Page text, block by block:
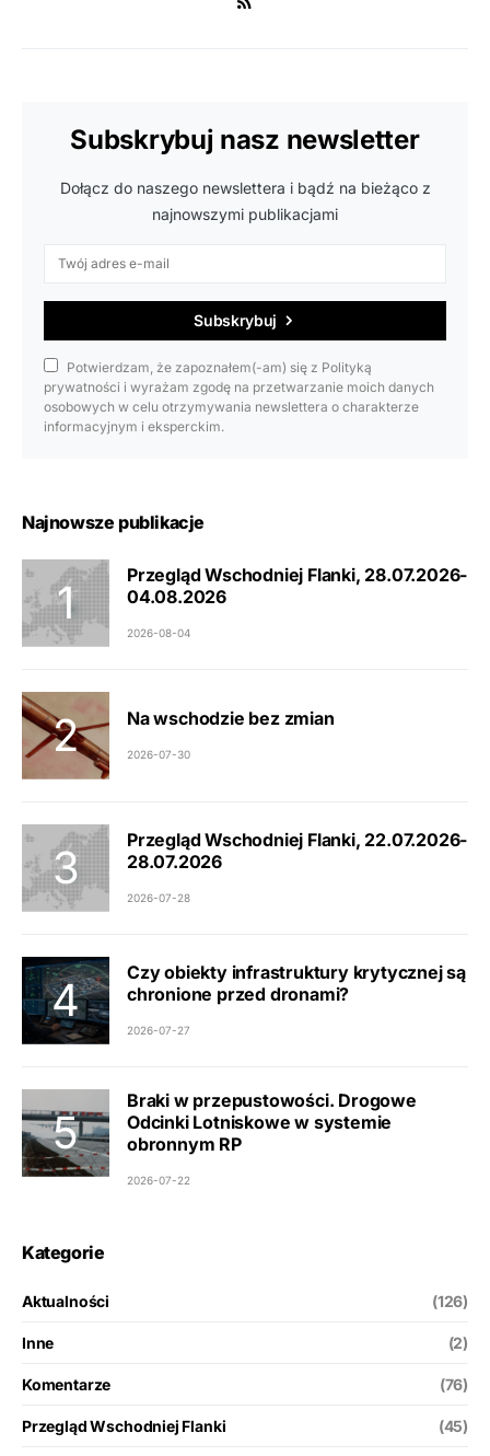
Subskrybuj nasz newsletter
Dołącz do naszego newslettera i bądź na bieżąco z
najnowszymi publikacjami
Subskrybuj
Potwierdzam, że zapoznałem(-am) się z Polityką
prywatności i wyrażam zgodę na przetwarzanie moich danych
osobowych w celu otrzymywania newslettera o charakterze
informacyjnym i eksperckim.
Najnowsze publikacje
Przegląd Wschodniej Flanki, 28.07.2026-
04.08.2026
2026-08-04
Na wschodzie bez zmian
2026-07-30
Przegląd Wschodniej Flanki, 22.07.2026-
28.07.2026
2026-07-28
Czy obiekty infrastruktury krytycznej są
chronione przed dronami?
2026-07-27
Braki w przepustowości. Drogowe
Odcinki Lotniskowe w systemie
obronnym RP
2026-07-22
Kategorie
Aktualności (126)
Inne (2)
Komentarze (76)
Przegląd Wschodniej Flanki (45)